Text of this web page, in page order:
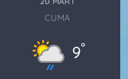
CUMA
9°